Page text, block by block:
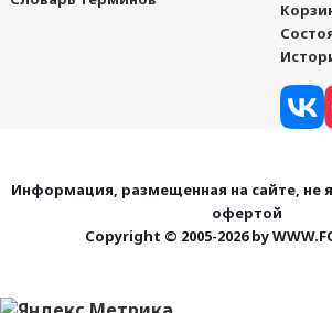
Информация, размещенная на сайте, не
офертой
Copyright © 2005-2026 by